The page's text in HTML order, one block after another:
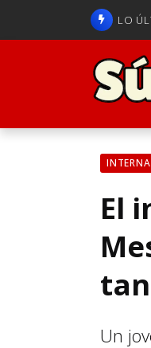
LO
El
Un